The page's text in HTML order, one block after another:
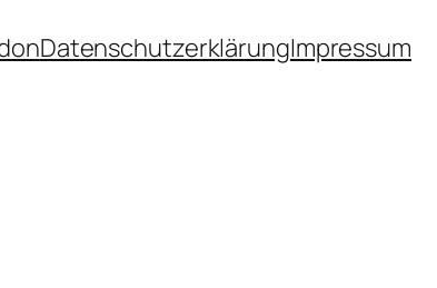
DatenschutzerklärungImpressum